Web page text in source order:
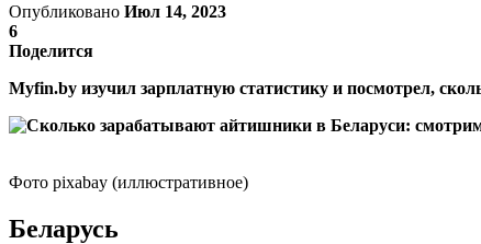
Опубликовано Июл 14, 2023
6
Поделится
Myfin.by изучил зарплатную статистику и посмотрел,
Фото pixabay (иллюстративное)
Беларусь